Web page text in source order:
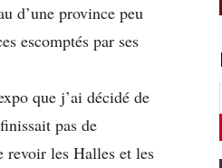
d’une province peu
escomptés par ses
que j’ai décidé de
pas de
revoir les Halles et les